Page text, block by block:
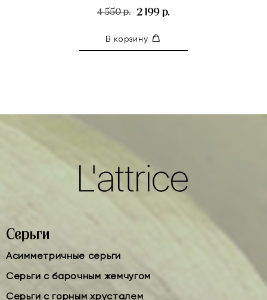
4 550 р. 2 199 р.
В корзину
Серьги
Асимметричные серьги
Серьги с барочным жемчугом
Серьги с горным хрусталем